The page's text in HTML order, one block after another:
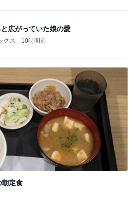
と広がっていた娘の愛
クス 10時間前
朝定食